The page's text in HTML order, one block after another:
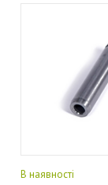
В наявності